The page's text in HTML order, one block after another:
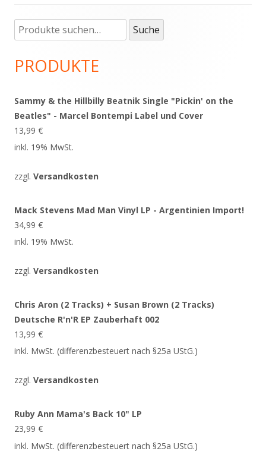
Haupt-
Seitenleiste
Suche
nach:
Suche
PRODUKTE
Sammy & the Hillbilly Beatnik Single "Pickin' on the
Beatles" - Marcel Bontempi Label und Cover
13,99 €
inkl. 19% MwSt.
zzgl. Versandkosten
Mack Stevens Mad Man Vinyl LP - Argentinien Import!
34,99 €
inkl. 19% MwSt.
zzgl. Versandkosten
Chris Aron (2 Tracks) + Susan Brown (2 Tracks)
Deutsche R'n'R EP Zauberhaft 002
13,99 €
inkl. MwSt. (differenzbesteuert nach §25a UStG.)
zzgl. Versandkosten
Ruby Ann Mama's Back 10" LP
23,99 €
inkl. MwSt. (differenzbesteuert nach §25a UStG.)